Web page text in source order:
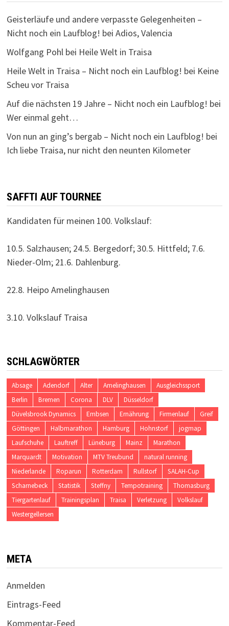
Geisterläufe und andere verpasste Gelegenheiten –
Nicht noch ein Laufblog! bei Adios, Valencia
Wolfgang Pohlbei Heile Welt in Traisa
Heile Welt in Traisa – Nicht noch ein Laufblog! bei Keine
Scheu vor Traisa
Auf die nächsten 19 Jahre – Nicht noch ein Laufblog! bei
Wer einmal geht…
Von nun an ging’s bergab – Nicht noch ein Laufblog! bei
Ich liebe Traisa, nur nicht den neunten Kilometer
SAFFTI AUF TOURNEE
Kandidaten für meinen 100. Volkslauf:
10.5. Salzhausen; 24.5. Bergedorf; 30.5. Hittfeld; 7.6.
Nieder-Olm; 21.6. Dahlenburg.
22.8. Heipo Amelinghausen
3.10. Volkslauf Traisa
SCHLAGWÖRTER
Absage Adendorf Alter Amelinghausen
Ausgleichssport
Berlin
Bremen Corona DLV
Düsseldorf
Düvelsbrook Dynamics
Embsen Ernährung Firmenlauf
Greif
Göttingen
Halbmarathon Hamburg Hohnstorf
jogmap
Laufschuhe
Lauftreff Lüneburg Mainz
Marathon
Marquardt
Motivation MTV Treubund
natural running
Niederlande
Roparun Rotterdam Rullstorf
SALAH-Cup
Scharnebeck
Statistik Steffny Tempotraining
Thomasburg
Tiergartenlauf
Trainingsplan Traisa Verletzung
Volkslauf
Westergellersen
META
Anmelden
Eintrags-Feed
Kommentar-Feed